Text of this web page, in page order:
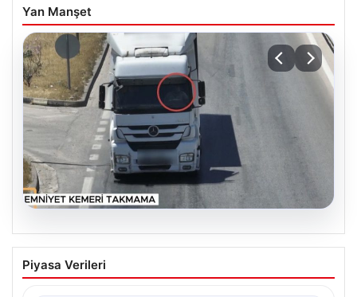
Yan Manşet
Otoyolda drone destekli denetimlerde
bin 123 araca ceza kesildi
Piyasa Verileri